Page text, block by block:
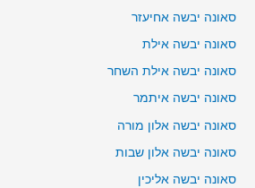
סאונה יבשה אחיעזר
סאונה יבשה אילת
סאונה יבשה אילת השחר
סאונה יבשה איתמר
סאונה יבשה אלון מורה
סאונה יבשה אלון שבות
סאונה יבשה אליכין